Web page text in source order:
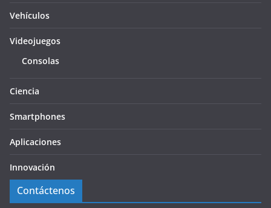
Vehículos
Videojuegos
Consolas
Ciencia
Smartphones
Aplicaciones
Innovación
Contáctenos